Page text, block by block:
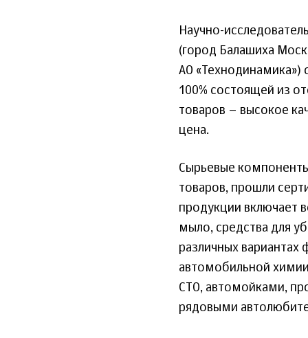
Научно-
(город Балашиха
АО «Технодинамика»)
100% состоящей из
товаров – высокое
цена.
Сырьевые
товаров, прошли
продукции включает
мыло, средства для
различных вариантах
автомобильной
СТО, автомойками,
рядовыми